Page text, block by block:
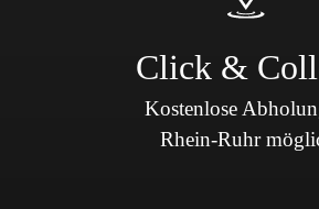
Click &
Kostenlose
Rhein-Ruhr